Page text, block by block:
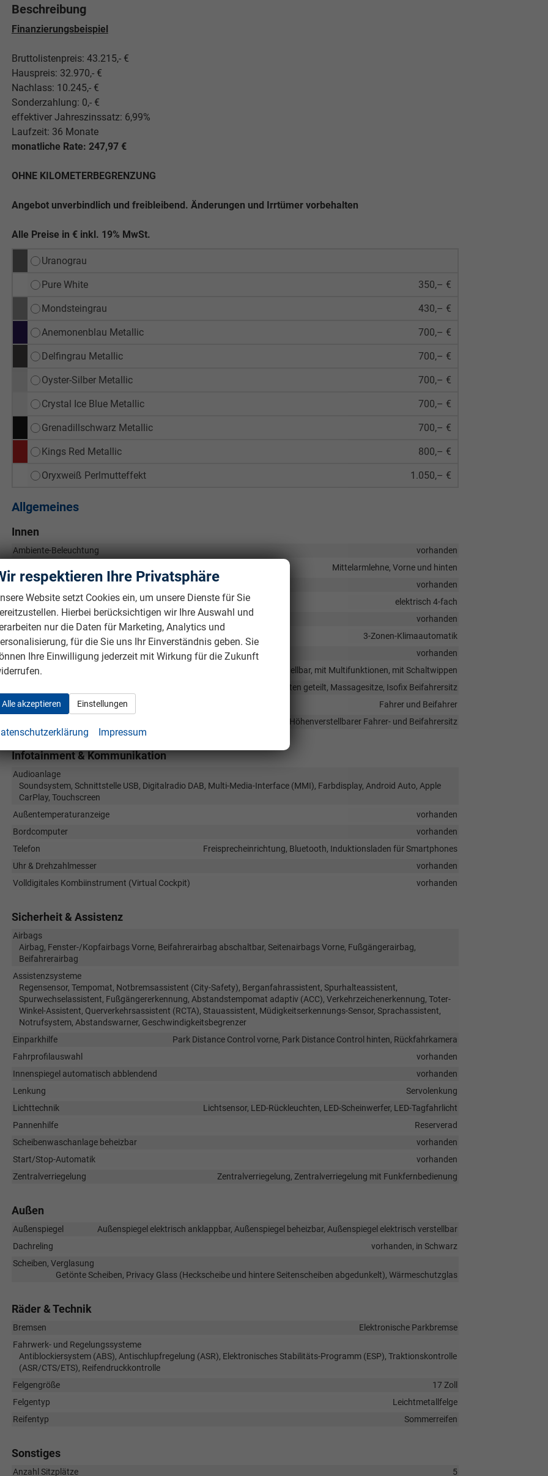
Beschreibung
Finanzierungsbeispiel
Bruttolistenpreis: 43.215,- €
Hauspreis: 32.970,- €
Nachlass: 10.245,- €
Sonderzahlung: 0,- €
effektiver Jahreszinssatz: 6,99%
Laufzeit: 36 Monate
monatliche Rate: 247,97 €
OHNE KILOMETERBEGRENZUNG
Angebot unverbindlich und freibleibend. Änderungen und Irrtümer vorbehalten
Alle Preise in € inkl. 19% MwSt.
Uranograu
Pure White 350,– €
Mondsteingrau 430,– €
Anemonenblau Metallic 700,– €
Delfingrau Metallic 700,– €
Oyster-Silber Metallic 700,– €
Crystal Ice Blue Metallic 700,– €
Grenadillschwarz Metallic 700,– €
Kings Red Metallic 800,– €
Oryxweiß Perlmutteffekt 1.050,– €
Allgemeines
Innen
Ambiente-Beleuchtung
vorhanden
Mittelarmlehne, Vorne und hinten
Durchlademöglichkeit
vorhanden
Fensterheber
elektrisch 4-fach
Gepäckraumabtrennung
vorhanden
Klimatisierung
3-Zonen-Klimaautomatik
Laderaumabdeckung
vorhanden
Lenkrad
in Leder, höhenverstellbar, mit Multifunktionen, mit Schaltwippen
Isofix (Kindersitzbefestigung), Rücksitzbank hinten geteilt, Massagesitze, Isofix Beifahrersitz
Sitze: Lordosenstütze
Fahrer und Beifahrer
Elektrisch verstellbarer Fahrersitz, Höhenverstellbarer Fahrer- und Beifahrersitz
Infotainment & Kommunikation
Audioanlage
Soundsystem, Schnittstelle USB, Digitalradio DAB, Multi-Media-Interface (MMI), Farbdisplay, Android Auto, Apple
CarPlay, Touchscreen
Außentemperaturanzeige
vorhanden
Bordcomputer
vorhanden
Telefon
Freisprecheinrichtung, Bluetooth, Induktionsladen für Smartphones
Uhr & Drehzahlmesser
vorhanden
Volldigitales Kombiinstrument (Virtual Cockpit)
vorhanden
Sicherheit & Assistenz
Airbags
Airbag, Fenster-/Kopfairbags Vorne, Beifahrerairbag abschaltbar, Seitenairbags Vorne, Fußgängerairbag,
Beifahrerairbag
Assistenzsysteme
Regensensor, Tempomat, Notbremsassistent (City-Safety), Berganfahrassistent, Spurhalteassistent,
Spurwechselassistent, Fußgängererkennung, Abstandstempomat adaptiv (ACC), Verkehrzeichenerkennung, Toter-
Winkel-Assistent, Querverkehrsassistent (RCTA), Stauassistent, Müdigkeitserkennungs-Sensor, Sprachassistent,
Notrufsystem, Abstandswarner, Geschwindigkeitsbegrenzer
Einparkhilfe
Park Distance Control vorne, Park Distance Control hinten, Rückfahrkamera
Fahrprofilauswahl
vorhanden
Innenspiegel automatisch abblendend
vorhanden
Lenkung
Servolenkung
Lichttechnik
Lichtsensor, LED-Rückleuchten, LED-Scheinwerfer, LED-Tagfahrlicht
Pannenhilfe
Reserverad
Scheibenwaschanlage beheizbar
vorhanden
Start/Stop-Automatik
vorhanden
Zentralverriegelung
Zentralverriegelung, Zentralverriegelung mit Funkfernbedienung
Außen
Außenspiegel
Außenspiegel elektrisch anklappbar, Außenspiegel beheizbar, Außenspiegel elektrisch verstellbar
Dachreling
vorhanden, in Schwarz
Scheiben, Verglasung
Getönte Scheiben, Privacy Glass (Heckscheibe und hintere Seitenscheiben abgedunkelt), Wärmeschutzglas
Räder & Technik
Bremsen
Elektronische Parkbremse
Fahrwerk- und Regelungssysteme
Antiblockiersystem (ABS), Antischlupfregelung (ASR), Elektronisches Stabilitäts-Programm (ESP), Traktionskontrolle
(ASR/CTS/ETS), Reifendruckkontrolle
Felgengröße
17 Zoll
Felgentyp
Leichtmetallfelge
Reifentyp
Sommerreifen
Sonstiges
Anzahl Sitzplätze 5
respektieren Ihre Privatsphäre
Website setzt Cookies ein, um unsere Dienste für Sie
Hierbei berücksichtigen wir Ihre Auswahl und
nur die Daten für Marketing, Analytics und
für die Sie uns Ihr Einverständnis geben. Sie
Ihre Einwilligung jederzeit mit Wirkung für die Zukunft
Alle akzeptieren Einstellungen
Impressum